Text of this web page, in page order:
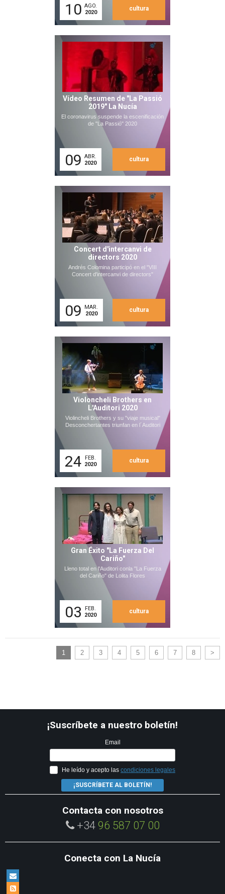
10 AGO.
2020
cultura
Vídeo Resumen de "La Passió
2019" La Nucía
El coronavirus suspende la escenificación
de "La Passió" 2020
09 ABR.
2020
cultura
Concert d'intercanvi de
directors 2020
Andrés Colomina participó en el "VIII
Concert d'intercanvi de directors"
09
MAR.
2020
cultura
Violoncheli Brothers en
L'Auditori 2020
Violincheli Brothers y su "viaje musical"
Desconchertantes triunfan en l´Auditori
24
FEB.
2020
cultura
Gran Éxito "La Fuerza Del
Cariño"
Lleno total en l'Auditori conla "La Fuerza
del Cariño" de Lolita Flores
03
FEB.
2020
cultura
1 2 3 4 5 6 7 8 >
¡Suscríbete a nuestro boletín!
Email
He leído y acepto las condiciones legales
¡SUSCRÍBETE AL BOLETÍN!
Contacta con nosotros
+34 96 587 07 00
Conecta con La Nucía